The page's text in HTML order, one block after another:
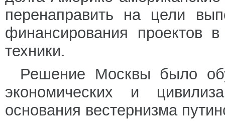
перенаправить на цели
финансирования проектов
техники.
Решение Москвы было
экономических и
основания вестернизма